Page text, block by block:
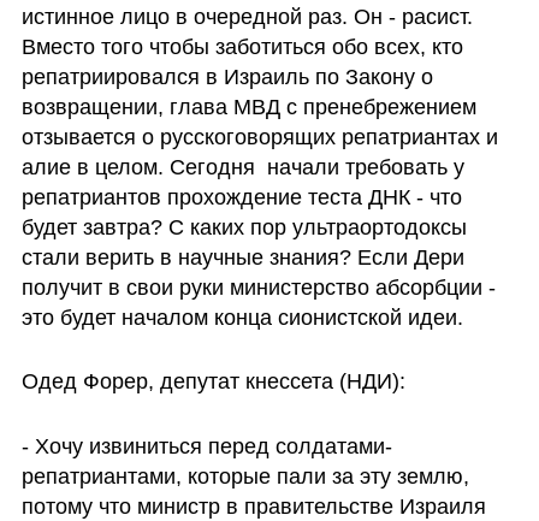
истинное лицо в очередной раз. Он - расист.
Вместо того чтобы заботиться обо всех, кто
репатриировался в Израиль по Закону о
возвращении, глава МВД с пренебрежением
отзывается о русскоговорящих репатриантах и
алие в целом. Сегодня  начали требовать у
репатриантов прохождение теста ДНК - что
будет завтра? С каких пор ультраортодоксы
стали верить в научные знания? Если Дери
получит в свои руки министерство абсорбции -
это будет началом конца сионистской идеи.
Одед Форер, депутат кнессета (НДИ):
- Хочу извиниться перед солдатами-
репатриантами, которые пали за эту землю,
потому что министр в правительстве Израиля